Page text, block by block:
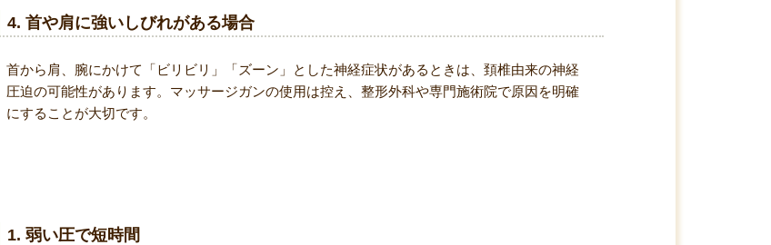
4. 首や肩に強いしびれがある場合
首から肩、腕にかけて「ビリビリ」「ズーン」とした神経症状があるときは、頚椎由来の神経
圧迫の可能性があります。マッサージガンの使用は控え、整形外科や専門施術院で原因を明確
にすることが大切です。
1. 弱い圧で短時間